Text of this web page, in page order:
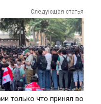
Следующая статья
только что принял во